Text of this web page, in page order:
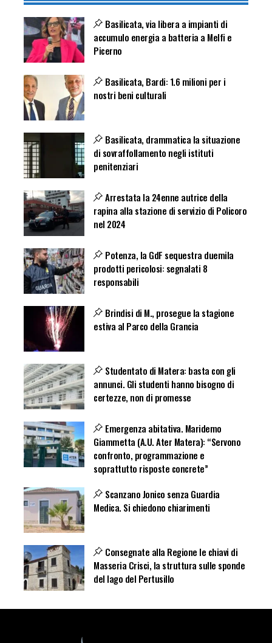
Basilicata, via libera a impianti di
accumulo energia a batteria a Melfi e
Picerno
Basilicata, Bardi: 1.6 milioni per i
nostri beni culturali
Basilicata, drammatica la situazione
di sovraffollamento negli istituti
penitenziari
Arrestata la 24enne autrice della
rapina alla stazione di servizio di Policoro
nel 2024
Potenza, la GdF sequestra duemila
prodotti pericolosi: segnalati 8
responsabili
Brindisi di M., prosegue la stagione
estiva al Parco della Grancia
Studentato di Matera: basta con gli
annunci. Gli studenti hanno bisogno di
certezze, non di promesse
Emergenza abitativa. Maridemo
Giammetta (A.U. Ater Matera): “Servono
confronto, programmazione e
soprattutto risposte concrete”
Scanzano Jonico senza Guardia
Medica. Si chiedono chiarimenti
Consegnate alla Regione le chiavi di
Masseria Crisci, la struttura sulle sponde
del lago del Pertusillo